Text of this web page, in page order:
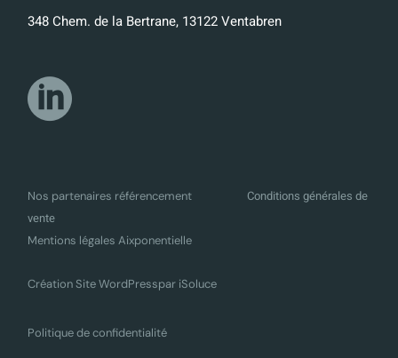
348 Chem. de la Bertrane, 13122 Ventabren
Nos partenaires référencement
Conditions générales de
vente
Mentions légales Aixponentielle
Création Site WordPresspar iSoluce
Politique de confidentialité